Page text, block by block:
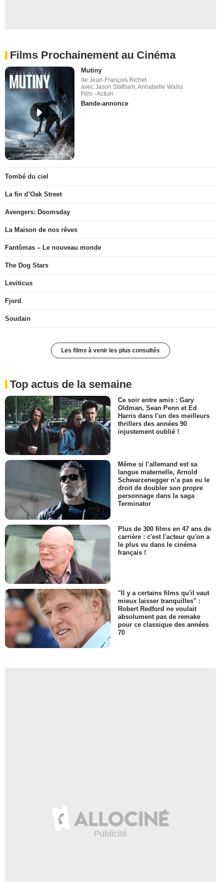
Films Prochainement au Cinéma
Mutiny
de Jean-François Richet
avec Jason Statham, Annabelle Wallis
Film - Action
Bande-annonce
Tombé du ciel
La fin d’Oak Street
Avengers: Doomsday
La Maison de nos rêves
Fantômas – Le nouveau monde
The Dog Stars
Leviticus
Fjord
Soudain
Les films à venir les plus consultés
Top actus de la semaine
Ce soir entre amis : Gary
Oldman, Sean Penn et Ed
Harris dans l'un des meilleurs
thrillers des années 90
injustement oublié !
Même si l’allemand est sa
langue maternelle, Arnold
Schwarzenegger n’a pas eu le
droit de doubler son propre
personnage dans la saga
Terminator
Plus de 300 films en 47 ans de
carrière : c'est l'acteur qu'on a
le plus vu dans le cinéma
français !
"Il y a certains films qu'il vaut
mieux laisser tranquilles" :
Robert Redford ne voulait
absolument pas de remake
pour ce classique des années
70